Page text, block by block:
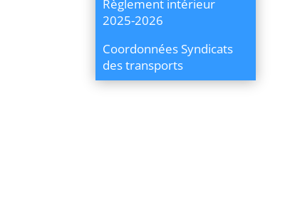
Règlement intérieur
2025-2026
Coordonnées Syndicats
des transports